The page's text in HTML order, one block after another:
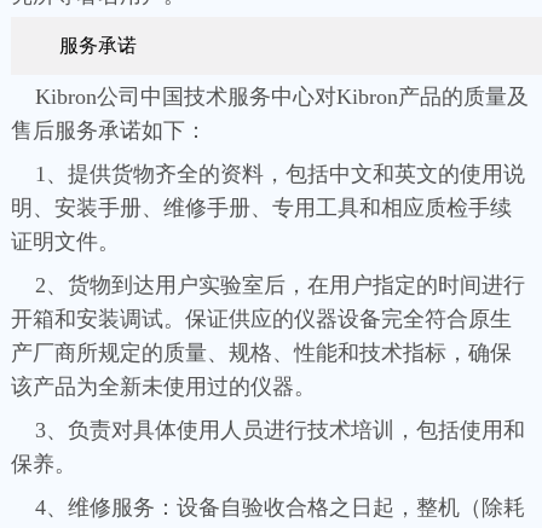
服务承诺
Kibron公司中国技术服务中心对Kibron产品的质量及
售后服务承诺如下：
1、提供货物齐全的资料，包括中文和英文的使用说
明、安装手册、维修手册、专用工具和相应质检手续
证明文件。
2、货物到达用户实验室后，在用户指定的时间进行
开箱和安装调试。保证供应的仪器设备完全符合原生
产厂商所规定的质量、规格、性能和技术指标，确保
该产品为全新未使用过的仪器。
3、负责对具体使用人员进行技术培训，包括使用和
保养。
4、维修服务：设备自验收合格之日起，整机（除耗